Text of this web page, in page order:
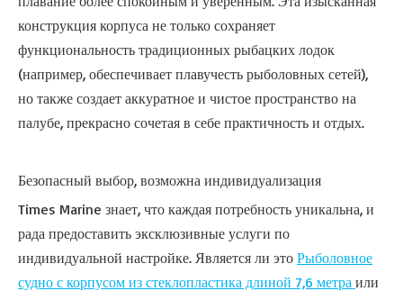
конструкция корпуса не только сохраняет
функциональность традиционных рыбацких лодок
(например, обеспечивает плавучесть рыболовных сетей),
но также создает аккуратное и чистое пространство на
палубе, прекрасно сочетая в себе практичность и отдых.
Безопасный выбор, возможна индивидуализация
Times Marine знает, что каждая потребность уникальна, и
рада предоставить эксклюзивные услуги по
индивидуальной настройке. Является ли это Рыболовное
судно с корпусом из стеклопластика длиной 7,6 метра или